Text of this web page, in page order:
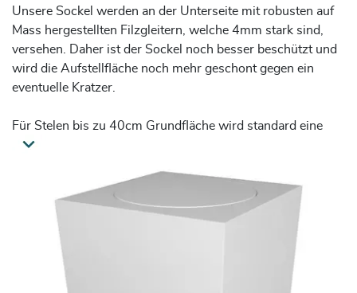
Unsere Sockel werden an der Unterseite mit robusten auf
Mass hergestellten Filzgleitern, welche 4mm stark sind,
versehen. Daher ist der Sockel noch besser beschützt und
wird die Aufstellfläche noch mehr geschont gegen ein
eventuelle Kratzer.
Für Stelen bis zu 40cm Grundfläche wird standard eine
Drehscheibe mit einem belastbarem Gewicht bis zu 10kg
Sockel größer als 40cm werden mit einer Drehscheibe bis
zu einem Traggewicht von 30kg geliefert.
Der Sockel mit Drehplateau kann in allen Farben bestellt